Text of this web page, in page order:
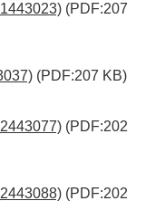
(PDF:207
(PDF:207 KB)
(PDF:202
(PDF:202